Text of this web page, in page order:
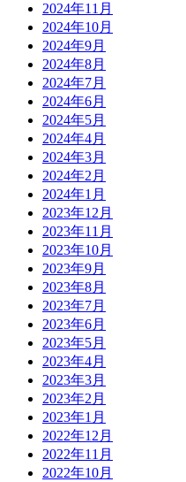
2024年11月
2024年10月
2024年9月
2024年8月
2024年7月
2024年6月
2024年5月
2024年4月
2024年3月
2024年2月
2024年1月
2023年12月
2023年11月
2023年10月
2023年9月
2023年8月
2023年7月
2023年6月
2023年5月
2023年4月
2023年3月
2023年2月
2023年1月
2022年12月
2022年11月
2022年10月